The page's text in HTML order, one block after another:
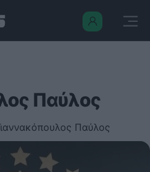
Παύλος
Παύλος